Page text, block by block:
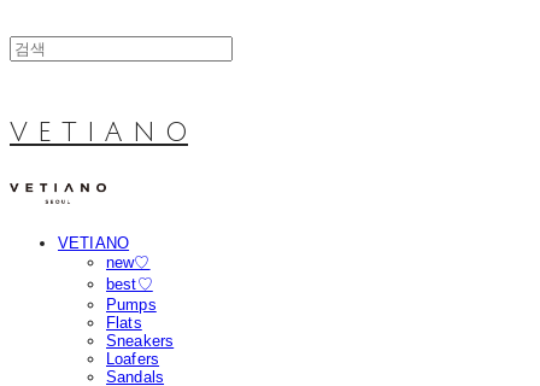
V E T I A N O
VETIANO
new♡
best♡
Pumps
Flats
Sneakers
Loafers
Sandals